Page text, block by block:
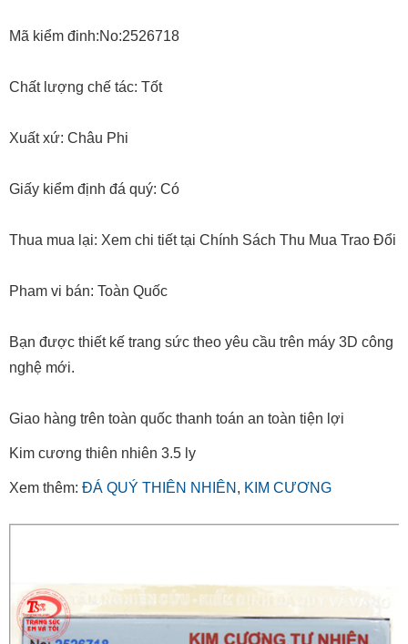
Mã kiểm đinh:No:2526718
Chất lượng chế tác: Tốt
Xuất xứ: Châu Phi
Giấy kiểm định đá quý: Có
Thua mua lại: Xem chi tiết tại Chính Sách Thu Mua Trao Đổi
Pham vi bán: Toàn Quốc
Bạn được thiết kế trang sức theo yêu cầu trên máy 3D công
nghệ mới.
Giao hàng trên toàn quốc thanh toán an toàn tiện lợi
Kim cương thiên nhiên 3.5 ly
Xem thêm: ĐÁ QUÝ THIÊN NHIÊN , KIM CƯƠNG